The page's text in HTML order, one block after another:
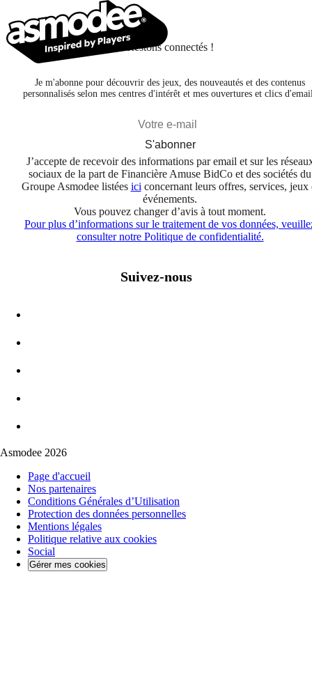
Restons connectés !
Je m'abonne pour découvrir des jeux, des nouveautés et des contenus
personnalisés selon mes centres d'intérêt et mes ouvertures et clics
S'abonner
J’accepte de recevoir des informations par email et sur les
sociaux de la part de Financière Amuse BidCo et des sociétés du
Groupe Asmodee listées ici concernant leurs offres, services, jeux
événements.
Vous pouvez changer d’avis à tout moment.
Pour plus d’informations sur le traitement de vos données,
consulter notre Politique de confidentialité.
Suivez-nous
Asmodee 2026
Page d'accueil
Nos partenaires
Conditions Générales d’Utilisation
Protection des données personnelles
Mentions légales
Politique relative aux cookies
Social
Gérer mes cookies